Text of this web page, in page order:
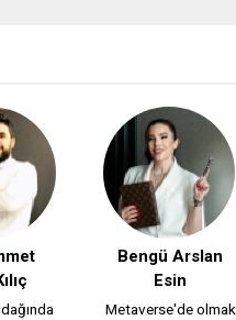
Bengü Arslan
Esin
Metaverse'de olmak